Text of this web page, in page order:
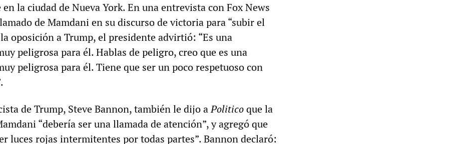
la ciudad de Nueva York. En una entrevista con Fox News
de Mamdani en su discurso de victoria para “subir el
oposición a Trump, el presidente advirtió: “Es una
peligrosa para él. Hablas de peligro, creo que es una
peligrosa para él. Tiene que ser un poco respetuoso con
de Trump, Steve Bannon, también le dijo aPoliticoque la
“debería ser una llamada de atención”, y agregó que
luces rojas intermitentes por todas partes”. Bannon declaró: